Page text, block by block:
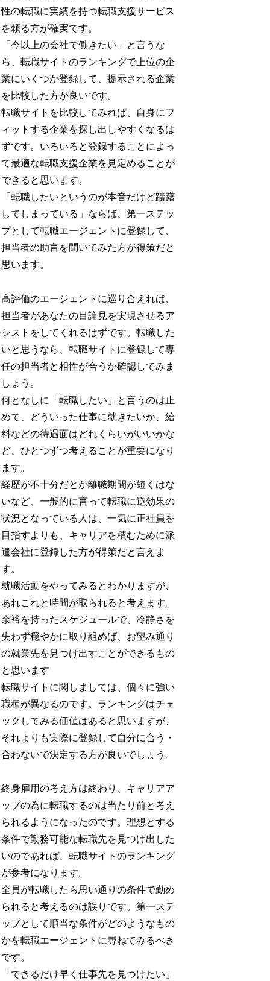
性の転職に実績を持つ転職支援サービス
を頼る方が確実です。
「今以上の会社で働きたい」と言うな
ら、転職サイトのランキングで上位の企
業にいくつか登録して、提示される企業
を比較した方が良いです。
転職サイトを比較してみれば、自身にフ
ィットする企業を探し出しやすくなるは
ずです。いろいろと登録することによっ
て最適な転職支援企業を見定めることが
できると思います。
「転職したいというのが本音だけど躊躇
してしまっている」ならば、第一ステッ
プとして転職エージェントに登録して、
担当者の助言を聞いてみた方が得策だと
思います。
高評価のエージェントに巡り合えれば、
担当者があなたの目論見を実現させるア
シストをしてくれるはずです。転職した
いと思うなら、転職サイトに登録して専
任の担当者と相性が合うか確認してみま
しょう。
何となしに「転職したい」と言うのは止
めて、どういった仕事に就きたいか、給
料などの待遇面はどれくらいがいいかな
ど、ひとつずつ考えることが重要になり
ます。
経歴が不十分だとか離職期間が短くはな
いなど、一般的に言って転職に逆効果の
状況となっている人は、一気に正社員を
目指すよりも、キャリアを積むために派
遣会社に登録した方が得策だと言えま
す。
就職活動をやってみるとわかりますが、
あれこれと時間が取られると考えます。
余裕を持ったスケジュールで、冷静さを
失わず穏やかに取り組めば、お望み通り
の就業先を見つけ出すことができるもの
と思います
転職サイトに関しましては、個々に強い
職種が異なるのです。ランキングはチェ
ックしてみる価値はあると思いますが、
それよりも実際に登録して自分に合う・
合わないで決定する方が良いでしょう。
終身雇用の考え方は終わり、キャリアア
ップの為に転職するのは当たり前と考え
られるようになったのです。理想とする
条件で勤務可能な転職先を見つけ出した
いのであれば、転職サイトのランキング
が参考になります。
全員が転職したら思い通りの条件で勤め
られると考えるのは誤りです。第一ステ
ップとして順当な条件がどのようなもの
かを転職エージェントに尋ねてみるべき
です。
「できるだけ早く仕事先を見つけたい」